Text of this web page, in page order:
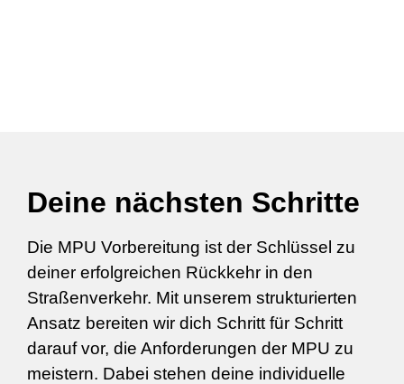
Deine nächsten Schritte
Die MPU Vorbereitung ist der Schlüssel zu
deiner erfolgreichen Rückkehr in den
Straßenverkehr. Mit unserem strukturierten
Ansatz bereiten wir dich Schritt für Schritt
darauf vor, die Anforderungen der MPU zu
meistern. Dabei stehen deine individuelle